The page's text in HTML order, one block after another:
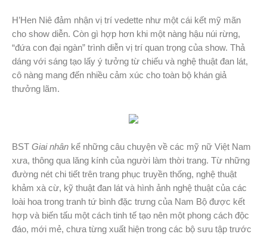
H’Hen Niê đảm nhận vị trí vedette như một cái kết mỹ mãn
cho show diễn. Còn gì hợp hơn khi một nàng hậu núi rừng,
“đứa con đại ngàn” trình diễn vị trí quan trọng của show. Thả
dáng với sáng tạo lấy ý tưởng từ chiếu và nghệ thuật đan lát,
cô nàng mang đến nhiều cảm xúc cho toàn bộ khán giả
thưởng lãm.
BST Giai nhân kể những câu chuyện về các mỹ nữ Việt Nam
xưa, thông qua lăng kính của người làm thời trang. Từ những
đường nét chi tiết trên trang phục truyền thống, nghệ thuật
khảm xà cừ, kỹ thuật đan lát và hình ảnh nghệ thuật của các
loài hoa trong tranh tứ bình đặc trưng của Nam Bộ được kết
hợp và biến tấu một cách tinh tế tạo nên một phong cách độc
đáo, mới mẻ, chưa từng xuất hiện trong các bộ sưu tập trước